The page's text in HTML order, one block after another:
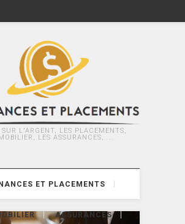
SUR L'ARGENT, LES PLACEMENTS,
LES ASSURANCES, ...
ET PLACEMENTS
ASSURANCES